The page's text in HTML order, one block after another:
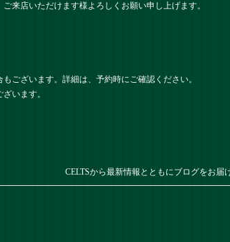
来店いただけます様よろしくお願い申し上げます。
ございます。詳細は、予約時にご確認ください。
います。
CELTSから最新情報とともにブログをお届